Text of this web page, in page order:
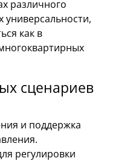
различного
универсальности,
как в
сценариев
и поддержка
регулировки